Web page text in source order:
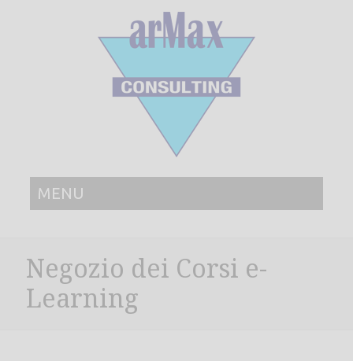
MENU
Negozio dei Corsi e-
Learning